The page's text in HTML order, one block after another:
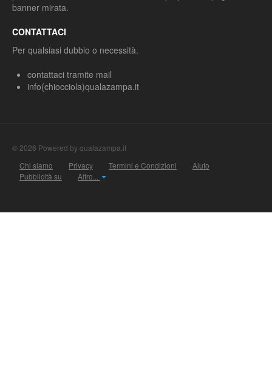
banner mirata.
CONTATTACI
Per qualsiasi dubbio o necessità.
contattaci tramite mail
info(chiocciola)qualazampa.it
© 2026 Powered by qualazampa.it
Chi siamo
Privacy Termini e Condizioni
Aiuto
Pubblicità su
Altro...